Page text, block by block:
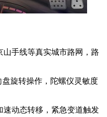
山手线等真实城市路网，路
盘旋转操作，陀螺仪灵敏度
速动态转移，紧急变道触发